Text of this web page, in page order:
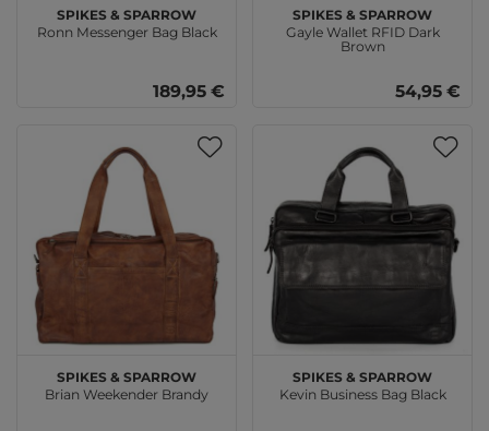
SPIKES & SPARROW
Ronn Messenger Bag Black
189,95 €
SPIKES & SPARROW
Gayle Wallet RFID Dark
Brown
54,95 €
SPIKES & SPARROW
Brian Weekender Brandy
SPIKES & SPARROW
Kevin Business Bag Black